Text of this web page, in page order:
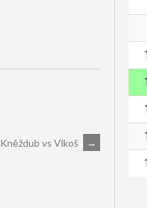
Kněždub vs Vlkoš →